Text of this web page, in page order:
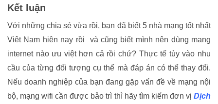
Kết luận
Với những chia sẻ vừa rồi, bạn đã biết 5 nhà mạng tốt nhất
Việt Nam hiện nay rồi và cũng biết mình nên dùng mạng
internet nào ưu việt hơn cả rồi chứ? Thực tế tùy vào nhu
cầu của từng đối tượng cụ thể mà đáp án có thể thay đổi.
Nếu doanh nghiệp của bạn đang gặp vấn đề về mạng nội
bộ, mạng wifi cần được bảo trì thì hãy tìm kiếm đơn vị Dịch